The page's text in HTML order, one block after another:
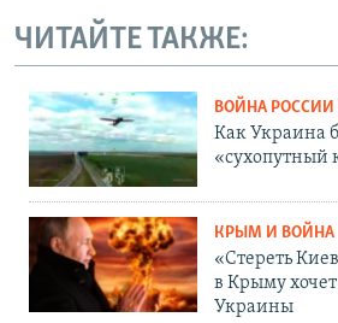
ЧИТАЙТЕ ТАКЖЕ:
ВОЙНА
Как Украина
«сухопутный
КРЫМ И ВОЙНА
«Стереть
в Крыму
Украины